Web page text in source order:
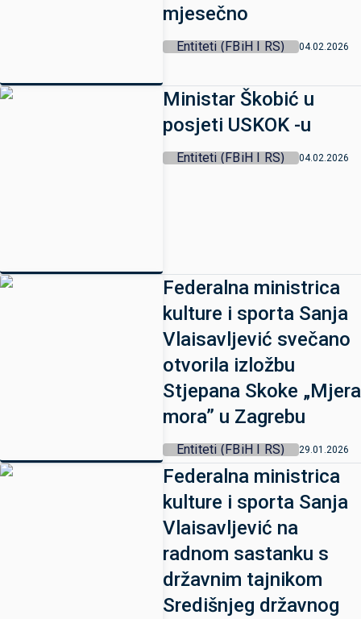
mjesečno
Entiteti (FBiH I RS) 04.02.2026
Ministar Škobić u
posjeti USKOK -u
Entiteti (FBiH I RS) 04.02.2026
Federalna ministrica
kulture i sporta Sanja
Vlaisavljević svečano
otvorila izložbu
Stjepana Skoke „Mjera
mora” u Zagrebu
Entiteti (FBiH I RS) 29.01.2026
Federalna ministrica
kulture i sporta Sanja
Vlaisavljević na
radnom sastanku s
državnim tajnikom
Središnjeg državnog